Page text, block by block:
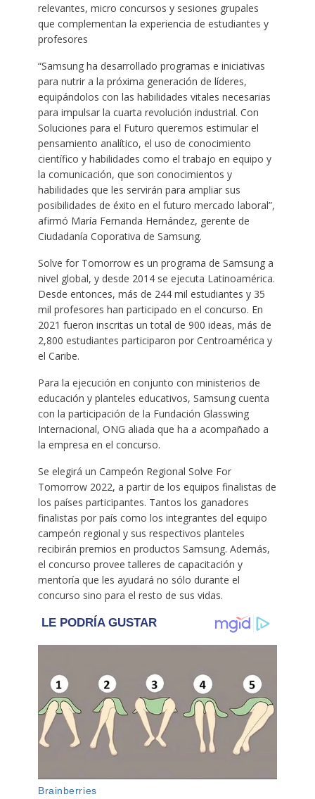
relevantes, micro concursos y sesiones grupales
que complementan la experiencia de estudiantes y
profesores
“Samsung ha desarrollado programas e iniciativas
para nutrir a la próxima generación de líderes,
equipándolos con las habilidades vitales necesarias
para impulsar la cuarta revolución industrial. Con
Soluciones para el Futuro queremos estimular el
pensamiento analítico, el uso de conocimiento
científico y habilidades como el trabajo en equipo y
la comunicación, que son conocimientos y
habilidades que les servirán para ampliar sus
posibilidades de éxito en el futuro mercado laboral”,
afirmó María Fernanda Hernández, gerente de
Ciudadanía Coporativa de Samsung.
Solve for Tomorrow es un programa de Samsung a
nivel global, y desde 2014 se ejecuta Latinoamérica.
Desde entonces, más de 244 mil estudiantes y 35
mil profesores han participado en el concurso. En
2021 fueron inscritas un total de 900 ideas, más de
2,800 estudiantes participaron por Centroamérica y
el Caribe.
Para la ejecución en conjunto con ministerios de
educación y planteles educativos, Samsung cuenta
con la participación de la Fundación Glasswing
Internacional, ONG aliada que ha a acompañado a
la empresa en el concurso.
Se elegirá un Campeón Regional Solve For
Tomorrow 2022, a partir de los equipos finalistas de
los países participantes. Tantos los ganadores
finalistas por país como los integrantes del equipo
campeón regional y sus respectivos planteles
recibirán premios en productos Samsung. Además,
el concurso provee talleres de capacitación y
mentoría que les ayudará no sólo durante el
concurso sino para el resto de sus vidas.